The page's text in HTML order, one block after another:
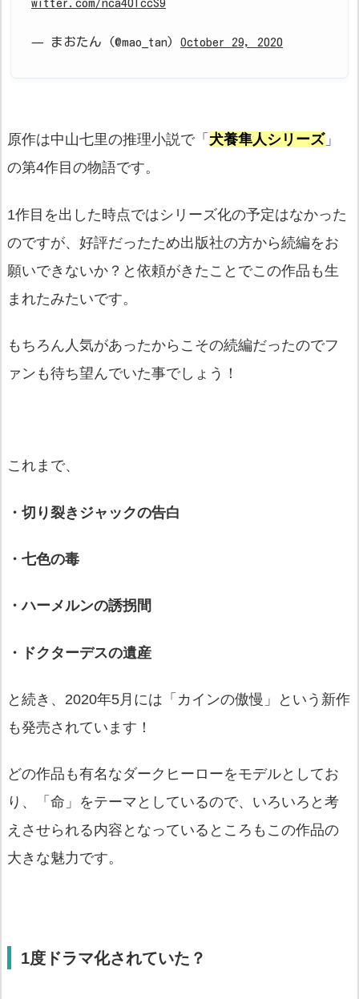
— まおたん (@mao_tan) October 29, 2020
原作は中山七里の推理小説で「 犬養隼人シリーズ」
の第4作目の物語です。
1作目を出した時点ではシリーズ化の予定はなかった
のですが、好評だったため出版社の方から続編をお
願いできないか？と依頼がきたことでこの作品も生
まれたみたいです。
もちろん人気があったからこその続編だったのでフ
ァンも待ち望んでいた事でしょう！
これまで、
・切り裂きジャックの告白
・七色の毒
・ハーメルンの誘拐間
・ドクターデスの遺産
と続き、2020年5月には「カインの傲慢」という新作
も発売されています！
どの作品も有名なダークヒーローをモデルとしてお
り、「命」をテーマとしているので、いろいろと考
えさせられる内容となっているところもこの作品の
大きな魅力です。
1度ドラマ化されていた？